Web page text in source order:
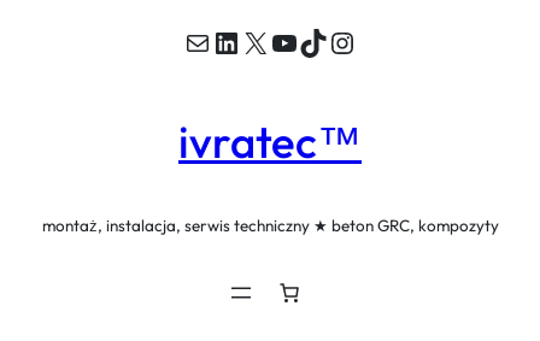
MailLinkedIn
X YouTube
TikTokInstagram
ivratec™
montaż, instalacja, serwis techniczny ★ beton GRC, kompozyty